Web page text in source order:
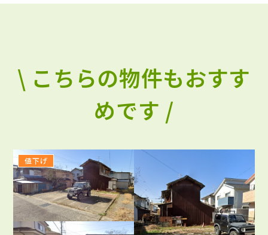
\ こちらの物件もおすす
めです /
値下げ